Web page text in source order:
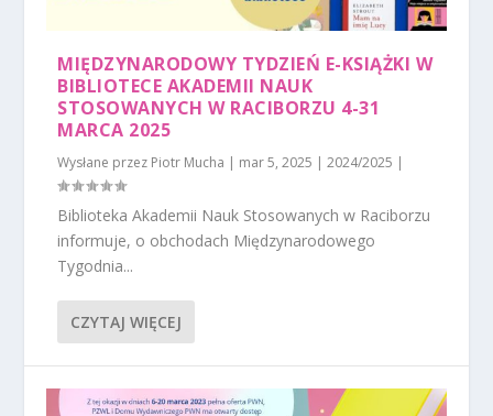
MIĘDZYNARODOWY TYDZIEŃ E-KSIĄŻKI W
BIBLIOTECE AKADEMII NAUK
STOSOWANYCH W RACIBORZU 4-31
MARCA 2025
Wysłane przez Piotr Mucha | mar 5, 2025 |2024/2025 |
Biblioteka Akademii Nauk Stosowanych w Raciborzu
informuje, o obchodach Międzynarodowego
Tygodnia...
CZYTAJ WIĘCEJ